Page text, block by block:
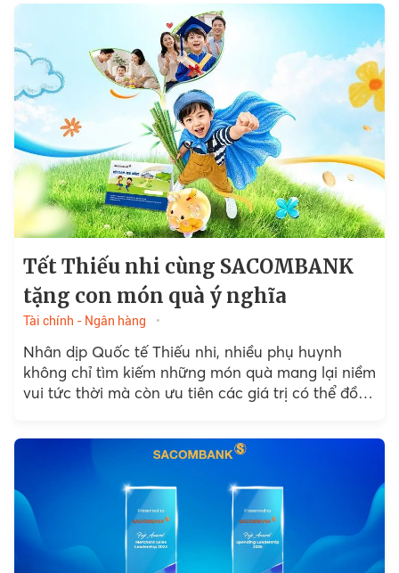
Tết Thiếu nhi cùng SACOMBANK
tặng con món quà ý nghĩa
Tài chính - Ngân hàng
Nhân dịp Quốc tế Thiếu nhi, nhiều phụ huynh
không chỉ tìm kiếm những món quà mang lại niềm
vui tức thời mà còn ưu tiên các giá trị có thể đồng